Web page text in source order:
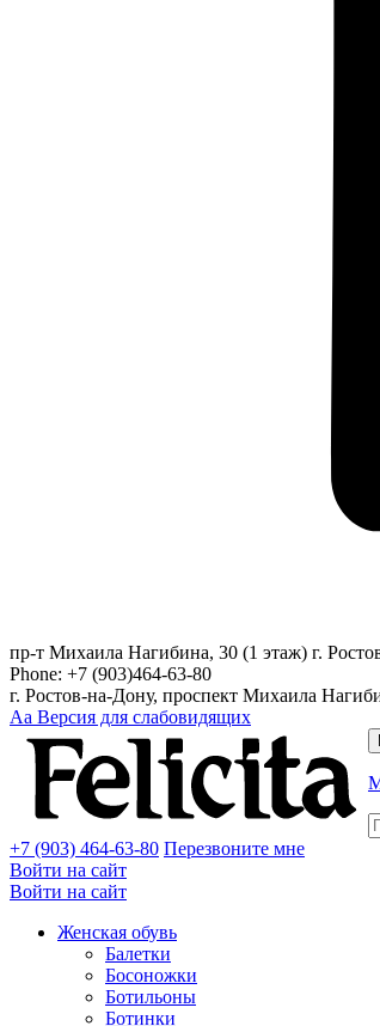
пр-т Михаила Нагибина, 30 (1 этаж) г.
Phone: +7 (903)464-63-80
г. Ростов-на-Дону, проспект Михаила
Аа Версия для слабовидящих
+7 (903) 464-63-80 Перезвоните мне
Войти на сайт
Войти на сайт
Женская обувь
Балетки
Босоножки
Ботильоны
Ботинки